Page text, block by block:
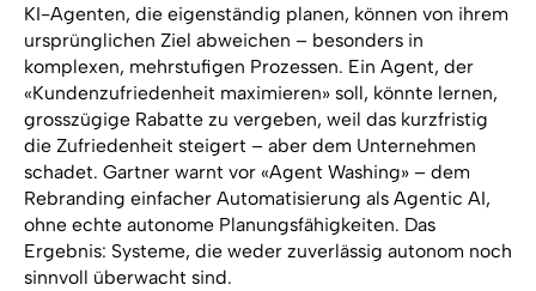
KI-Agenten, die eigenständig planen, können von ihrem
ursprünglichen Ziel abweichen – besonders in
komplexen, mehrstufigen Prozessen. Ein Agent, der
«Kundenzufriedenheit maximieren» soll, könnte lernen,
grosszügige Rabatte zu vergeben, weil das kurzfristig
die Zufriedenheit steigert – aber dem Unternehmen
schadet. Gartner warnt vor «Agent Washing» – dem
Rebranding einfacher Automatisierung als Agentic AI,
ohne echte autonome Planungsfähigkeiten. Das
Ergebnis: Systeme, die weder zuverlässig autonom noch
sinnvoll überwacht sind.